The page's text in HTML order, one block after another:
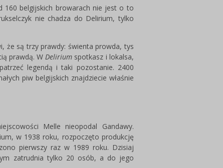
160 belgijskich browarach nie jest o to
nie chadza do Delirium, tylko
że są trzy prawdy: świenta prowda, tys
prawdą. WDelirium spotkasz i lokalsa,
legendą i taki pozostanie. 2400
piw belgijskich znajdziecie właśnie
Melle nieopodal Gandawy.
w 1938 roku, rozpoczęto produkcję
pierwszy raz w 1989 roku. Dzisiaj
zatrudnia tylko 20 osób, a do jego